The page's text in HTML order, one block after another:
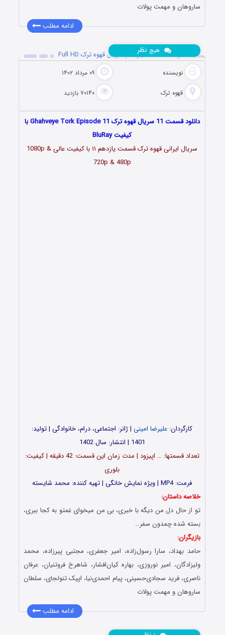
ساروهان و مهمت پولات
ادامه مطلب
دانلود قسمت 11 یازدهم سریال قهوه ترک Full HD
نویسنده ۰۹ مرداد ۱۴۰۲
قهوه ترک ۷۰۱۴۰ بازدید
هیچ نظر
دانلود قسمت 11 سریال قهوه ترک Ghahveye Tork Episode 11 با
کیفیت BluRay
سریال ایرانی قهوه ترک قسمت یازدهم ۱۱ با کیفیت عالی 1080p &
720p & 480p
کارگردان: علیرضا امینی | ژانر: اجتماعی، درام، خانوادگی | تولید:
1401 | انتشار: سال 1402
تعداد قسمت‎ها: … اپیزود | مدت زمان این قسمت: 42 دقیقه | کیفیت:
بلوری
فرمت: MP4 | ویژه نمایش خانگی | تهیه کننده: محمد شایسته
خلاصه داستان:
تو از حال دل من دیگه با خبری، بی من میخوای غمتو به کجا ببری،
بسته شده چمدون سفر…
بازیگران:
حامد بهداد، سارا رسول‌زاده، امیر جعفری، مجتبی پیرزاده، محمد
ولیزادگان، امیر نوروزی، بهاره کیان‌افشار، شاهرخ فروتنیان، عرفان
ناصری، فرید سجادی‌حسینی، پیام احمدی‌نیا، اپیک تنولجای، سلطان
ساروهان و مهمت پولات
ادامه مطلب